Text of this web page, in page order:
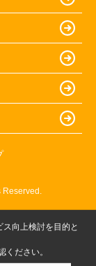
Reserved.
向上検討を目的と
ください。